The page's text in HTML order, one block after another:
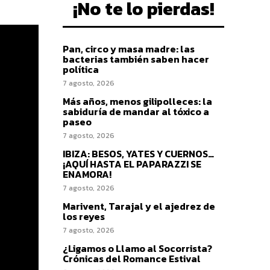
¡No te lo pierdas!
Pan, circo y masa madre: las
bacterias también saben hacer
política
7 agosto, 2026
Más años, menos gilipolleces: la
sabiduría de mandar al tóxico a
paseo
7 agosto, 2026
IBIZA: BESOS, YATES Y CUERNOS…
¡AQUÍ HASTA EL PAPARAZZI SE
ENAMORA!
7 agosto, 2026
Marivent, Tarajal y el ajedrez de
los reyes
7 agosto, 2026
¿Ligamos o Llamo al Socorrista?
Crónicas del Romance Estival